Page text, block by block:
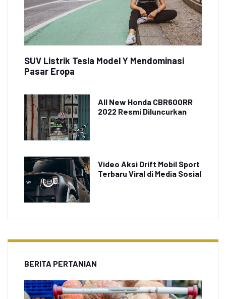
SUV Listrik Tesla Model Y Mendominasi
Pasar Eropa
All New Honda CBR600RR
2022 Resmi Diluncurkan
Video Aksi Drift Mobil Sport
Terbaru Viral di Media Sosial
BERITA PERTANIAN